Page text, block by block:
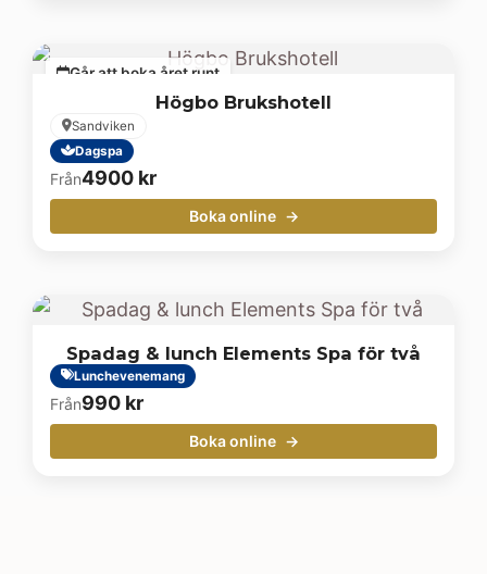
Går att boka året runt
Högbo Brukshotell
Sandviken
Dagspa
Från4900 kr
Boka online
Spadag & lunch Elements Spa för två
Lunchevenemang
Från990 kr
Boka online